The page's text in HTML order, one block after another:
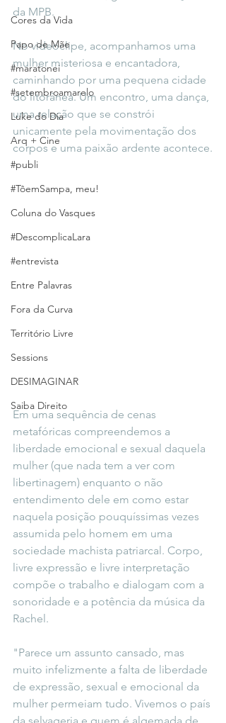
Cores da Vida
Papo de Mãe
#maratonei
#setembroamarelo
Luke do Dia
Arq + Cine
#publi
#TôemSampa, meu!
Coluna do Vasques
#DescomplicaLara
#entrevista
Entre Palavras
Fora da Curva
Território Livre
Sessions
DESIMAGINAR
Saiba Direito
da MPB.
No videoclipe, acompanhamos uma
mulher misteriosa e encantadora,
caminhando por uma pequena cidade
do litorânea. Um encontro, uma dança,
uma relação que se constrói
unicamente pela movimentação dos
corpos e uma paixão ardente acontece.
Em uma sequência de cenas
metafóricas compreendemos a
liberdade emocional e sexual daquela
mulher (que nada tem a ver com
libertinagem) enquanto o não
entendimento dele em como estar
naquela posição pouquíssimas vezes
assumida pelo homem em uma
sociedade machista patriarcal. Corpo,
livre expressão e livre interpretação
compõe o trabalho e dialogam com a
sonoridade e a potência da música da
Rachel.
"Parece um assunto cansado, mas
muito infelizmente a falta de liberdade
de expressão, sexual e emocional da
mulher permeiam tudo. Vivemos o país